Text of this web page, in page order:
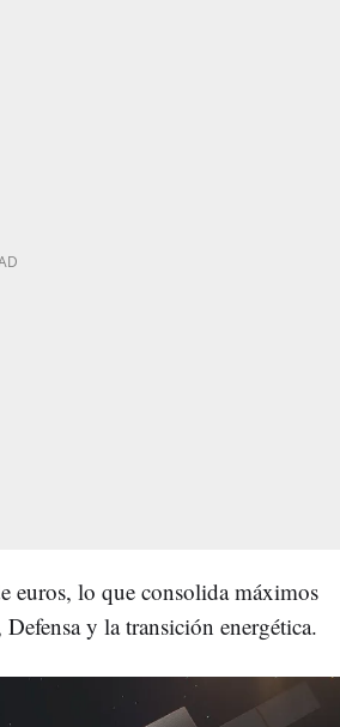
euros, lo que consolida máximos
y la transición energética.